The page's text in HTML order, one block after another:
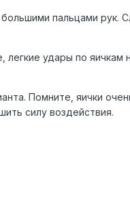
пальцами рук.
легкие удары по
Помните, яички
силу воздействия.